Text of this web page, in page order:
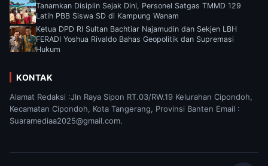
Tanamkan Disiplin Sejak Dini, Personel Satgas TMMD 129
Latih PBB Siswa SD di Kampung Wanam
Ketua DPD RI Sultan Bachtiar Najamudin dan Sekjen LBH
FERADI Yoshua Rivaldo Bahas Geopolitik dan Supremasi
Hukum
KONTAK
Alamat Redaksi :Jln Raya Sipon RT.03/RW.19 Kelurahan Cipondoh,
Kecamatan Cipondoh, Kota Tangerang, Provinsi Banten Email :
Suaramediaa2025@gmail.com.